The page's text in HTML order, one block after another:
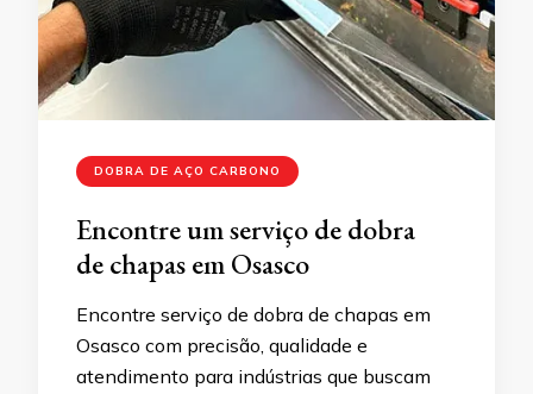
DOBRA DE AÇO CARBONO
Encontre um serviço de dobra
de chapas em Osasco
Encontre serviço de dobra de chapas em
Osasco com precisão, qualidade e
atendimento para indústrias que buscam